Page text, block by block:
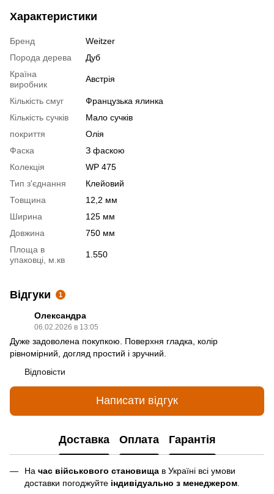
Характеристики
Бренд
Weitzer
Порода дерева
Дуб
Країна
виробник
Австрія
Кількість смуг
Французька ялинка
Кількість сучків
Мало сучків
покриття
Олія
Фаска
З фаскою
Колекція
WP 475
Тип з'єднання
Клейовий
Товщина
12,2 мм
Ширина
125 мм
Довжина
750 мм
Площа в
упаковці, м.кв
1.550
Відгуки 1
Олександра
06.02.2026 в 13:05
Дуже задоволена покупкою. Поверхня гладка, колір
рівномірний, догляд простий і зручний.
Відповісти
Написати відгук
Доставка Оплата Гарантія
На час військового становища в Україні всі умови
доставки погоджуйте індивідуально з менеджером